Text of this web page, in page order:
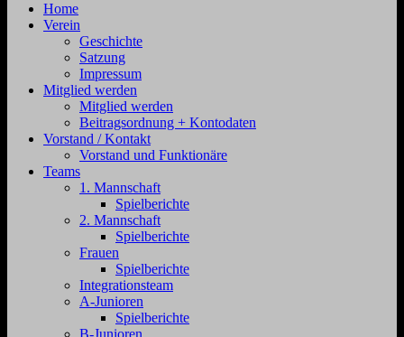
Zehdenick
Jahnstraße
Zehdenick
Home
Verein
Geschichte
Satzung
Impressum
Mitglied werden
Mitglied werden
Beitragsordnung + Kontodaten
Vorstand / Kontakt
Vorstand und Funktionäre
Teams
1. Mannschaft
Spielberichte
2. Mannschaft
Spielberichte
Frauen
Spielberichte
Integrationsteam
A-Junioren
Spielberichte
B-Junioren